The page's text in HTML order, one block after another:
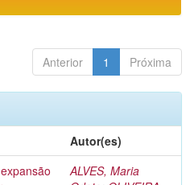
Anterior 1 Próxima
Autor(es)
ALVES, Maria